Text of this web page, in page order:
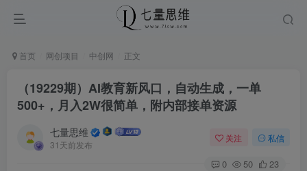
首页 网创项目 中创网 正文
（19229期）AI教育新风口，自动生成，一单
500+，月入2W很简单，附内部接单资源
七量思维
31天前发布
关注 私信
0 50 23